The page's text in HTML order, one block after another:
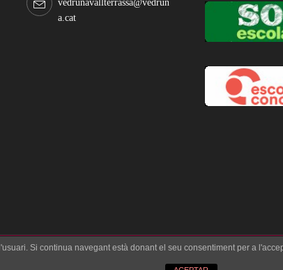
vedrunavallterrassa@vedrun
a.cat
Si continua navegant està donant el seu consentiment per a